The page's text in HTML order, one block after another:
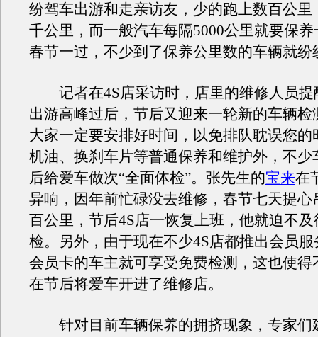
纷驾车出游和走亲访友，少的跑上数百公里
千公里，而一般汽车每隔5000公里就要保
春节一过，不少到了保养公里数的车辆就纷
记者在4S店采访时，店里的维修人员提
出游高峰过后，节后又迎来一轮新的车辆检
大家一定要安排好时间，以免排队耽误您的
机油、换刹车片等普通保养和维护外，不少
后给爱车做次“全面体检”。张先生的宝来在
异响，因年前忙碌没去维修，春节七天提心
百公里，节后4S店一恢复上班，他就迫不
检。另外，由于现在不少4S店都推出会员
会员卡的车主就可享受免费检测，这也使得
在节后将爱车开进了维修店。
针对目前车辆保养的拥挤现象，专家们